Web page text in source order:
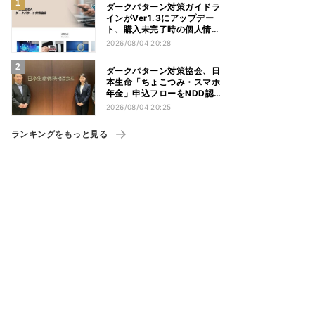
ダークパターン対策ガイドラ
インがVer1.3にアップデー
ト、購入未完了時の個人情報
利用を追記
2026/08/04 20:28
ダークパターン対策協会、日
本生命「ちょこつみ・スマホ
年金」申込フローをNDD認
定
2026/08/04 20:25
ランキングをもっと見る